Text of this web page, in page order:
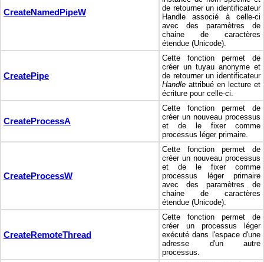
CreateNamedPipeW
de retourner un identificateur
Handle associé à celle-ci
avec des paramètres de
chaine de caractères
étendue (Unicode).
CreatePipe
Cette fonction permet de
créer un tuyau anonyme et
de retourner un identificateur
Handle attribué en lecture et
écriture pour celle-ci.
CreateProcessA
Cette fonction permet de
créer un nouveau processus
et de le fixer comme
processus léger primaire.
CreateProcessW
Cette fonction permet de
créer un nouveau processus
et de le fixer comme
processus léger primaire
avec des paramètres de
chaine de caractères
étendue (Unicode).
CreateRemoteThread
Cette fonction permet de
créer un processus léger
exécuté dans l'espace d'une
adresse d'un autre
processus.